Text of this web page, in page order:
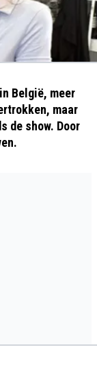
België, meer
maar
de show. Door